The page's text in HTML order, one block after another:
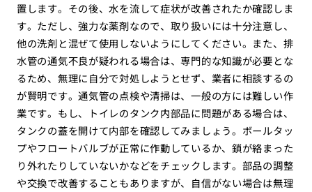
置します。その後、水を流して症状が改善されたか確認しま
す。ただし、強力な薬剤なので、取り扱いには十分注意し、
他の洗剤と混ぜて使用しないようにしてください。また、排
水管の通気不良が疑われる場合は、専門的な知識が必要とな
るため、無理に自分で対処しようとせず、業者に相談するの
が賢明です。通気管の点検や清掃は、一般の方には難しい作
業です。もし、トイレのタンク内部品に問題がある場合は、
タンクの蓋を開けて内部を確認してみましょう。ボールタッ
プやフロートバルブが正常に作動しているか、鎖が絡まった
り外れたりしていないかなどをチェックします。部品の調整
や交換で改善することもありますが、自信がない場合は無理